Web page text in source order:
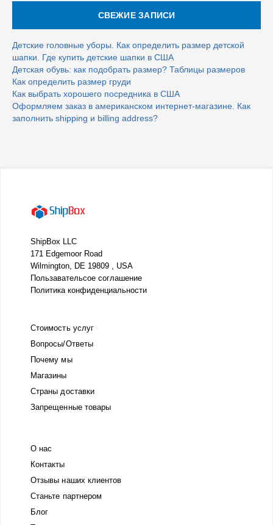
СВЕЖИЕ ЗАПИСИ
Детские головные уборы. Как определить размер детской
шапки. Где купить детские шапки в США
Детская обувь: как подобрать размер? Таблицы размеров
Как определить размер груди
Как выбрать хорошего посредника в США
Оформляем заказ в американском интернет-магазине. Как
заполнить shipping и billing address?
ShipBox LLC
171 Edgemoor Road
Wilmington, DE 19809 , USA
Пользавательсое соглашение
Политика конфиденциальности
Стоимость услуг
Вопросы/Ответы
Почему мы
Магазины
Страны доставки
Запрещенные товары
О нас
Контакты
Отзывы наших клиентов
Станьте партнером
Блог